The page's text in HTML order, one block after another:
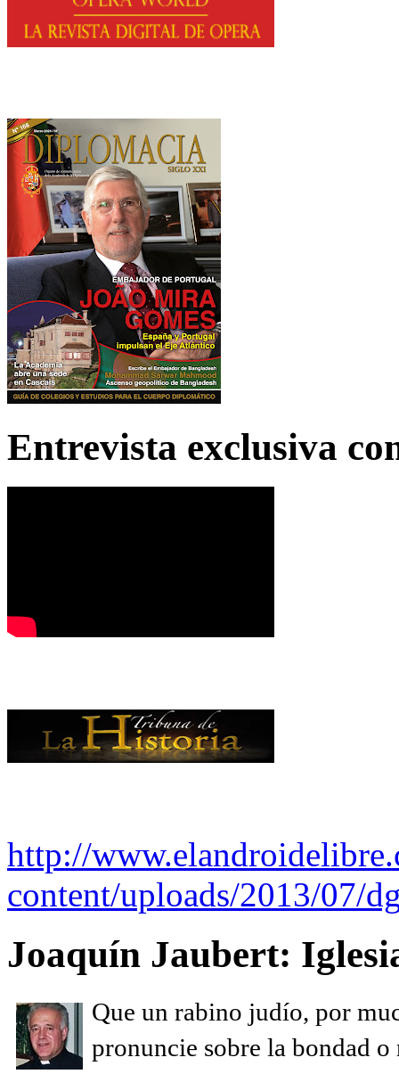
Entrevista exclusiva
http://
content/uploads/2013/07/
Joaquín Jaubert:
Que un rabino judío, por
pronuncie sobre la bondad